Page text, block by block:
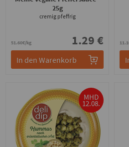
25g
cremig pfeffrig
51.60€/kg 1.29 €
In den Warenkorb
MHD
12.08.